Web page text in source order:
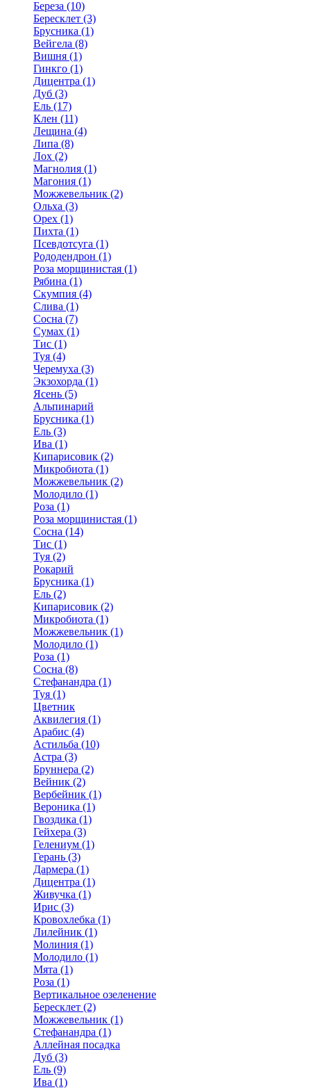
Береза (10)
Бересклет (3)
Брусника (1)
Вейгела (8)
Вишня (1)
Гинкго (1)
Дицентра (1)
Дуб (3)
Ель (17)
Клен (11)
Лещина (4)
Липа (8)
Лох (2)
Магнолия (1)
Магония (1)
Можжевельник (2)
Ольха (3)
Орех (1)
Пихта (1)
Псевдотсуга (1)
Рододендрон (1)
Роза морщинистая (1)
Рябина (1)
Скумпия (4)
Слива (1)
Сосна (7)
Сумах (1)
Тис (1)
Туя (4)
Черемуха (3)
Экзохорда (1)
Ясень (5)
Альпинарий
Брусника (1)
Ель (3)
Ива (1)
Кипарисовик (2)
Микробиота (1)
Можжевельник (2)
Молодило (1)
Роза (1)
Роза морщинистая (1)
Сосна (14)
Тис (1)
Туя (2)
Рокарий
Брусника (1)
Ель (2)
Кипарисовик (2)
Микробиота (1)
Можжевельник (1)
Молодило (1)
Роза (1)
Сосна (8)
Стефанандра (1)
Туя (1)
Цветник
Аквилегия (1)
Арабис (4)
Астильба (10)
Астра (3)
Бруннера (2)
Вейник (2)
Вербейник (1)
Вероника (1)
Гвоздика (1)
Гейхера (3)
Гелениум (1)
Герань (3)
Дармера (1)
Дицентра (1)
Живучка (1)
Ирис (3)
Кровохлебка (1)
Лилейник (1)
Молиния (1)
Молодило (1)
Мята (1)
Роза (1)
Вертикальное озеленение
Бересклет (2)
Можжевельник (1)
Стефанандра (1)
Аллейная посадка
Дуб (3)
Ель (9)
Ива (1)